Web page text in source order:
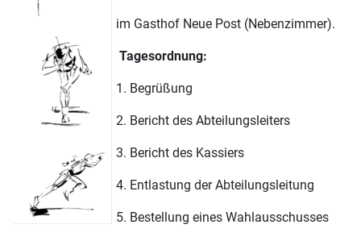
im Gasthof Neue Post (Nebenzimmer).
Tagesordnung:
1. Begrüßung
2. Bericht des Abteilungsleiters
3. Bericht des Kassiers
4. Entlastung der Abteilungsleitung
5. Bestellung eines Wahlausschusses